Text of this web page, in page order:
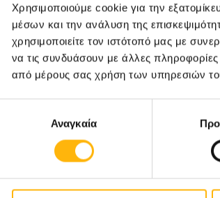
Χρησιμοποιούμε cookie για την
μέσων και την ανάλυση της
χρησιμοποιείτε τον ιστότοπό μας με
να τις συνδυάσουν με άλλες
από μέρους σας χρήση των υπηρεσιών
συγκατάθεσηςΑναγκαία